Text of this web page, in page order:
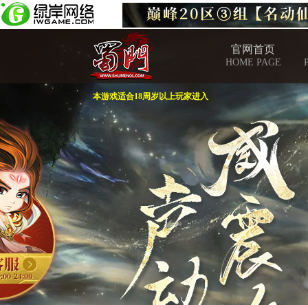
官网首页
HOME PAGE
本游戏适合18周岁以上玩家进入